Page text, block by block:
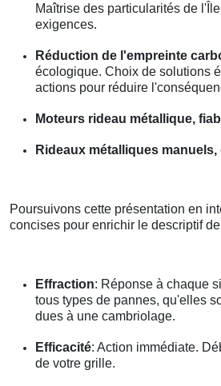
Maîtrise des particularités de
exigences.
Réduction de l'empreinte
écologique. Choix de solutions
actions pour réduire
Moteurs rideau métallique,
Rideaux métalliques
Poursuivons cette présentation en
concises pour enrichir le descriptif
Effraction: Réponse à chaque
tous types de pannes, qu'elles
dues à une cambriolage.
Efficacité: Action immédiate.
de votre grille.